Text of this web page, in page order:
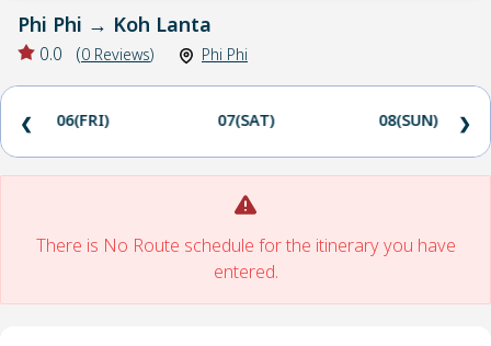
Phi Phi → Koh Lanta
0.0 (0 Reviews) Phi Phi
06(FRI) 07(SAT) 08(SUN)
❮ ❯
There is No Route schedule for the itinerary you have
entered.